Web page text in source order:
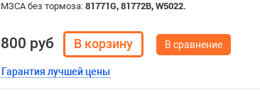
МЗСА без тормоза: 81771G, 81772B, W5022.
800 руб
Гарантия лучшей цены
В сравнение